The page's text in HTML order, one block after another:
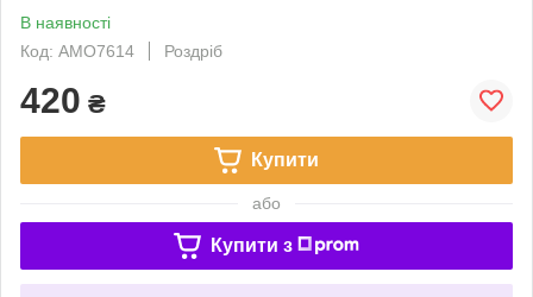
В наявності
Код: AMO7614
Роздріб
420 ₴
Купити
або
Купити з